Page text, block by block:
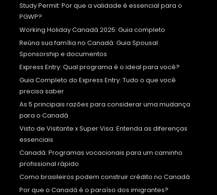
Study Permit: Por que a validade é essencial para o
PGWP?
Working Holiday Canadá 2025: Guia completo
Reúna sua família no Canadá: Guia Spousal
Sponsorship e documentos
Express Entry: Qual programa é o ideal para você?
Guia Completo do Express Entry: Tudo o que você
precisa saber
As 5 principais razões para considerar uma mudança
para o Canadá
Visto de Visitante x Super Visa: Entenda as diferenças
essenciais
Canadá: Programas vocacionais para um caminho
profissional rápido
Como brasileiros podem construir crédito no Canadá
Por que o Canadá é o paraíso dos imigrantes?